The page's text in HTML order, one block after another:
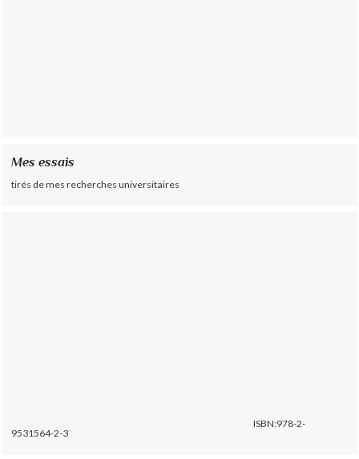
Mes essais
tirés de mes recherches universitaires
ISBN:978-2-
9531564-2-3